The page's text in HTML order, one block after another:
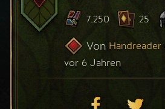
7.250 25
Von Handreader
vor 6 Jahren